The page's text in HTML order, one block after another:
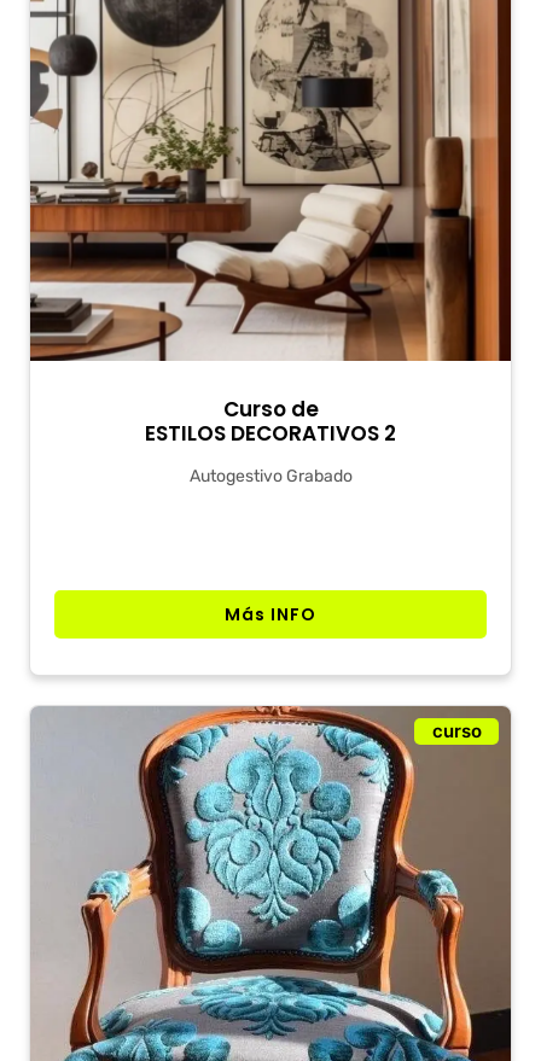
Curso de
ESTILOS DECORATIVOS 2
Autogestivo Grabado
Más INFO
curso